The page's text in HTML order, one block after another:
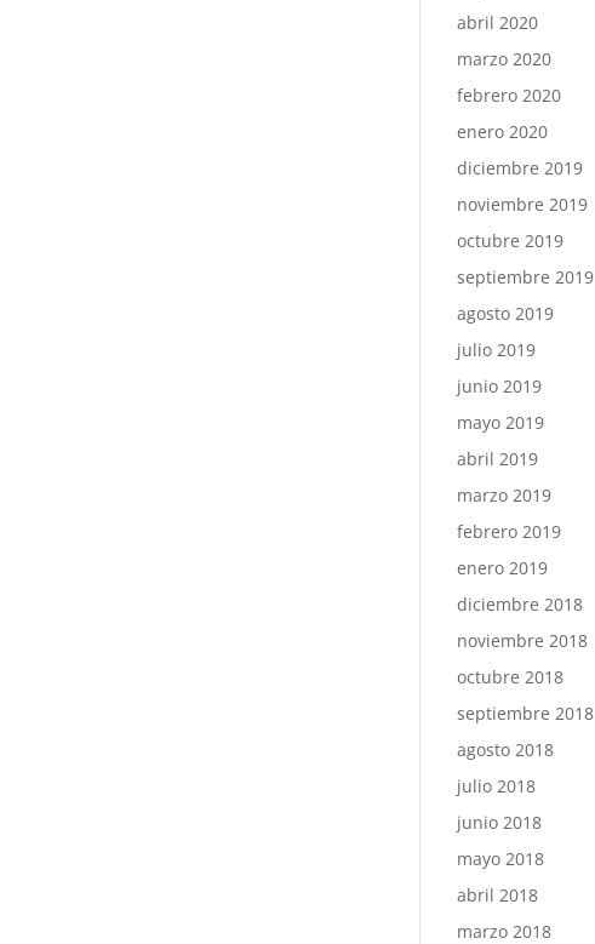
abril 2020
marzo 2020
febrero 2020
enero 2020
diciembre 2019
noviembre 2019
octubre 2019
septiembre 2019
agosto 2019
julio 2019
junio 2019
mayo 2019
abril 2019
marzo 2019
febrero 2019
enero 2019
diciembre 2018
noviembre 2018
octubre 2018
septiembre 2018
agosto 2018
julio 2018
junio 2018
mayo 2018
abril 2018
marzo 2018